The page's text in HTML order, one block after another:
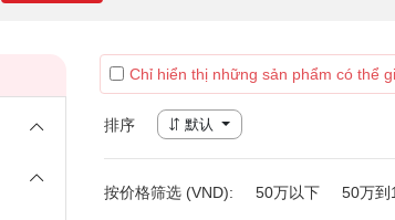
Chỉ hiển thị những sản phẩm có thể
排序 默认
按价格筛选 (VND): 50万以下 50万到